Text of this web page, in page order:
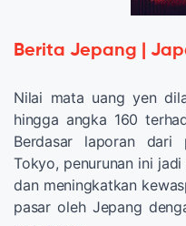
Berita Jepang |
Nilai mata uang yen
hingga angka 160
Berdasar laporan dari
Tokyo, penurunan ini
dan meningkatkan
pasar oleh Jepang